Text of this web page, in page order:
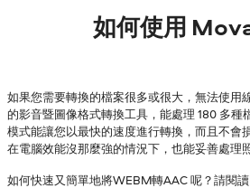
如何使用
如果您需要轉換的檔案很多或很大，無法使
的影音暨圖像格式轉換工具，能處理 180 多
模式能讓您以最快的速度進行轉換，而且不
在電腦效能沒那麼強的情況下，也能妥善處理
如何快速又簡單地將WEBM轉AAC 呢？請閱